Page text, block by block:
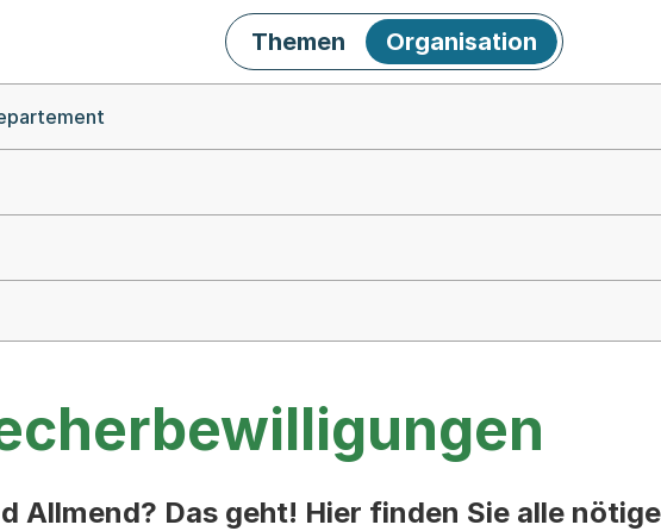
Themen Organisation
Allmend? Das geht! Hier finden Sie alle